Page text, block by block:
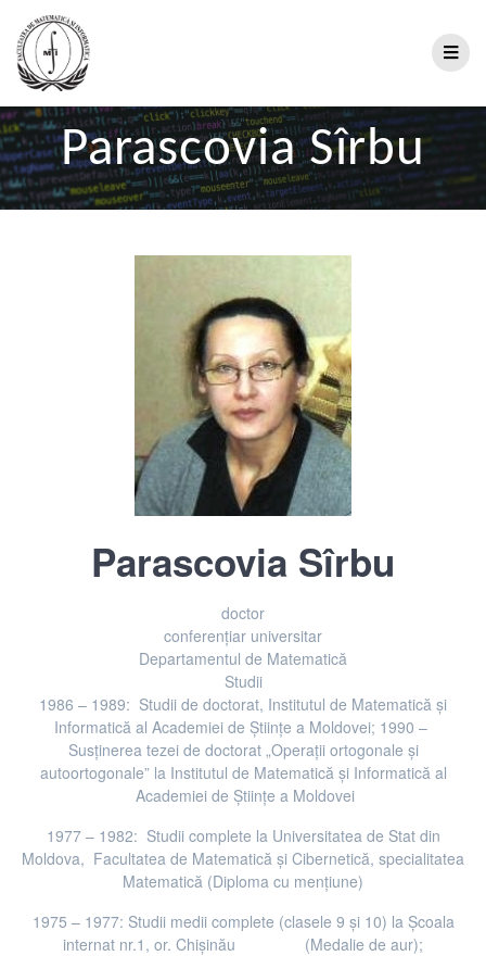
Parascovia Sîrbu
Parascovia Sîrbu
doctor
Titlu didactic/funcţie exercitatăconferențiar universitar
Departamentul de Matematică
Studii
1986 – 1989: Studii de doctorat, Institutul de Matematică şi
Informatică al Academiei de Ştiinţe a Moldovei; 1990 –
Susţinerea tezei de doctorat „Operaţii ortogonale și
autoortogonale” la Institutul de Matematică și Informatică al
Academiei de Ştiinţe a Moldovei
1977 – 1982: Studii complete la Universitatea de Stat din
Moldova, Facultatea de Matematică şi Cibernetică, specialitatea
Matematică (Diploma cu menţiune)
1975 – 1977: Studii medii complete (clasele 9 şi 10) la Şcoala
internat nr.1, or. Chişinău (Medalie de aur);